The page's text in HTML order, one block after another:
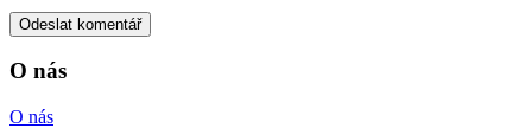
O nás
O nás